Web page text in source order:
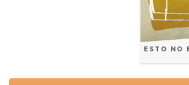
ESTO NO